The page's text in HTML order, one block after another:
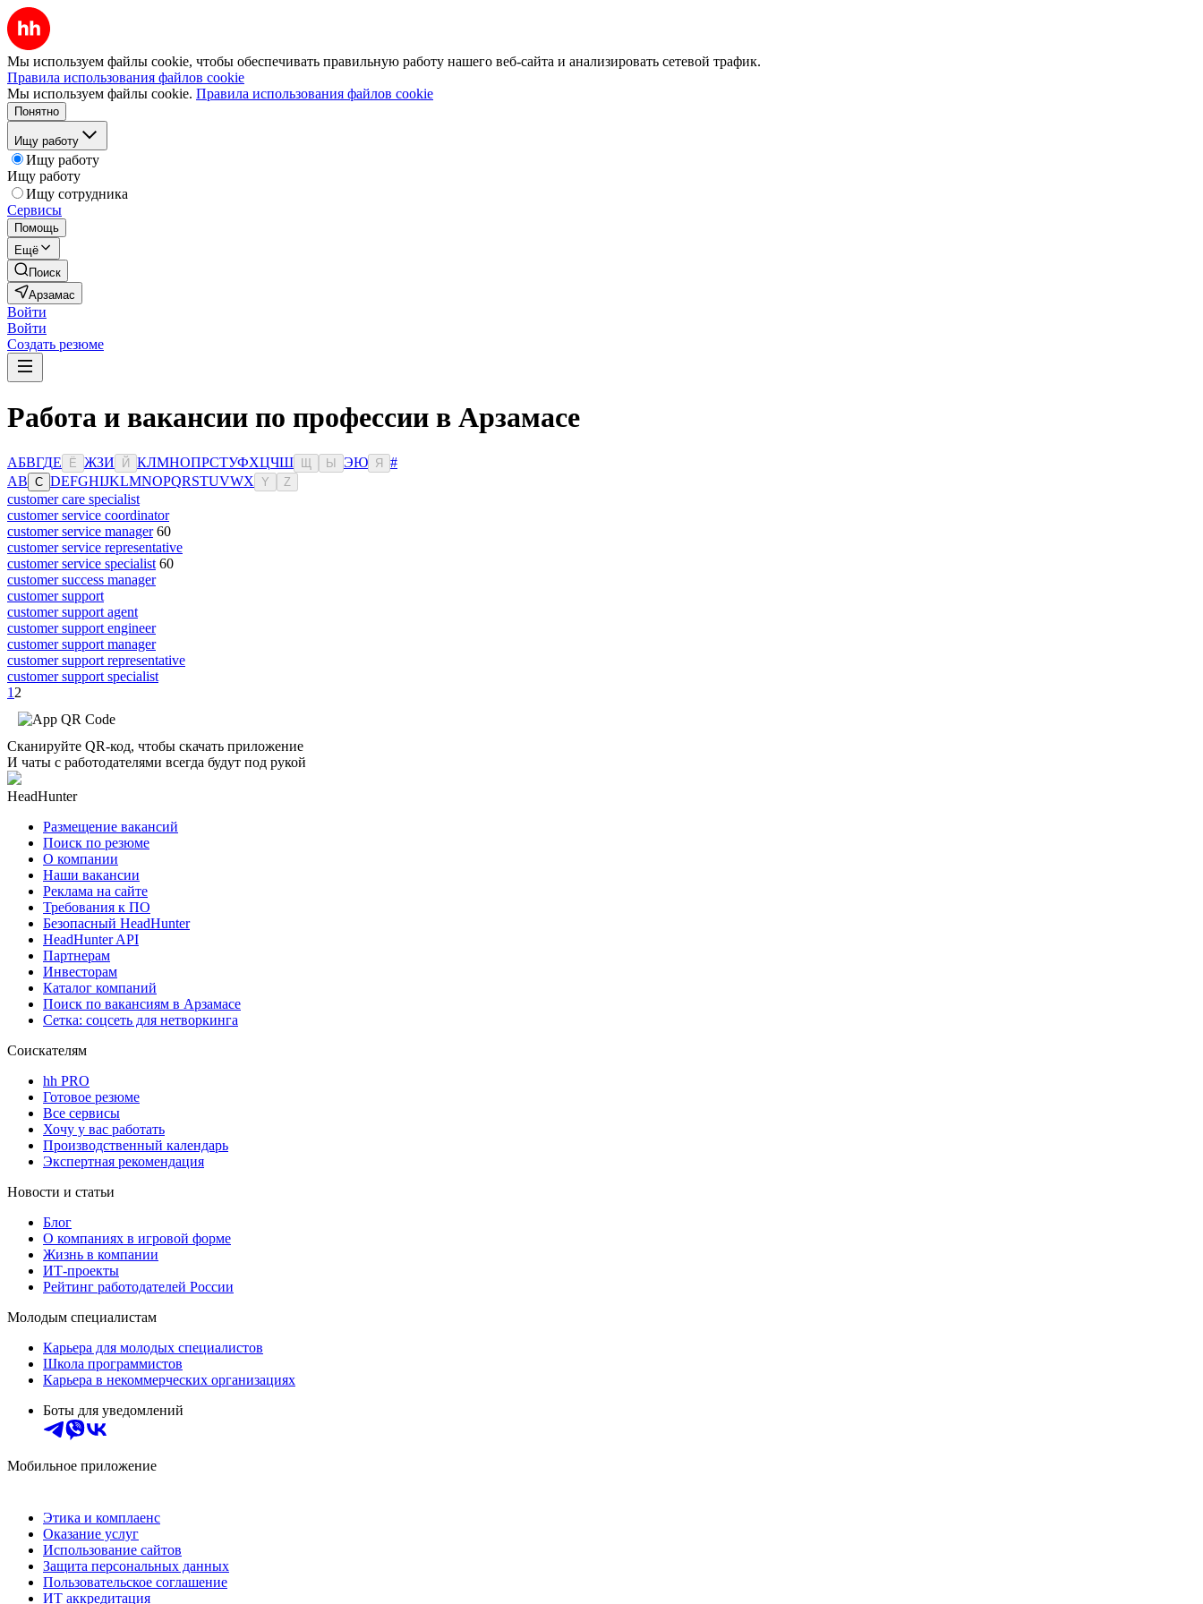
Мы используем файлы cookie, чтобы обеспечивать правильную работу нашего веб-сайта и анализировать сетевой трафик.
Правила использования файлов cookie
Мы используем файлы cookie. Правила использования файлов cookie
Понятно
Ищу работу
Ищу работу
Ищу работу
Ищу сотрудника
Сервисы
Помощь
Ещё
Поиск
Арзамас
Войти
Войти
Создать резюме
Работа и вакансии по профессии в Арзамасе
АБВГДЕ Ё ЖЗИ Й КЛМНОПРСТУФХЦЧШ Ы ЭЮ Я
#
AB C DEFGHIJKLMNOPQRSTUVWX Y Z
customer care specialist
customer service coordinator
customer service manager 60
customer service representative
customer service specialist 60
customer success manager
customer support
customer support agent
customer support engineer
customer support manager
customer support representative
customer support specialist
1 2
Сканируйте QR-код, чтобы скачать приложение
И чаты с работодателями всегда будут под рукой
HeadHunter
Размещение вакансий
Поиск по резюме
О компании
Наши вакансии
Реклама на сайте
Требования к ПО
Безопасный HeadHunter
HeadHunter API
Партнерам
Инвесторам
Каталог компаний
Поиск по вакансиям в Арзамасе
Сетка: соцсеть для нетворкинга
Соискателям
hh PRO
Готовое резюме
Все сервисы
Хочу у вас работать
Производственный календарь
Экспертная рекомендация
Новости и статьи
Блог
О компаниях в игровой форме
Жизнь в компании
ИТ-проекты
Рейтинг работодателей России
Молодым специалистам
Карьера для молодых специалистов
Школа программистов
Карьера в некоммерческих организациях
Боты для уведомлений
Мобильное приложение
Этика и комплаенс
Оказание услуг
Использование сайтов
Защита персональных данных
Пользовательское соглашение
ИТ аккредитация